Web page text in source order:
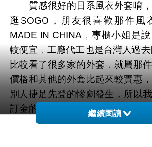
質感很好的日系風衣外套唷，
逛SOGO，朋友很喜歡那件風
MADE IN CHINA，專櫃小姐是
較便宜，工廠代工也是台灣人過
比較看了很多家的外套，就屬那
價格和其他的外套比起來較實惠
別人捷足先登的慘劇發生，所以
訂金的把它捕起來，呵～她有試
很適合她呢？所以我就慫恿她補
繼續閱讀